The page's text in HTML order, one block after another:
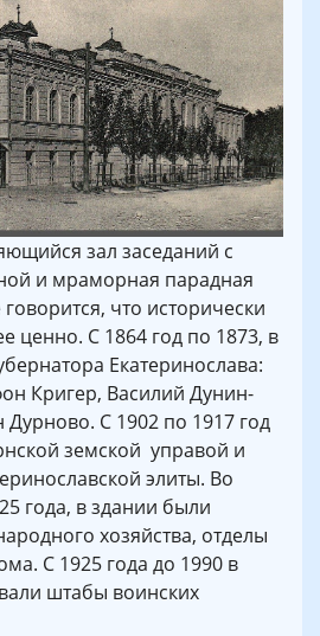
зал заседаний с
и мраморная парадная
что исторически
ценно. С 1864 год по 1873, в
Екатеринослава:
Кригер, Василий Дунин-
С 1902 по 1917 год
земской управой и
элиты. Во
года, в здании были
хозяйства, отделы
С 1925 года до 1990 в
штабы воинских